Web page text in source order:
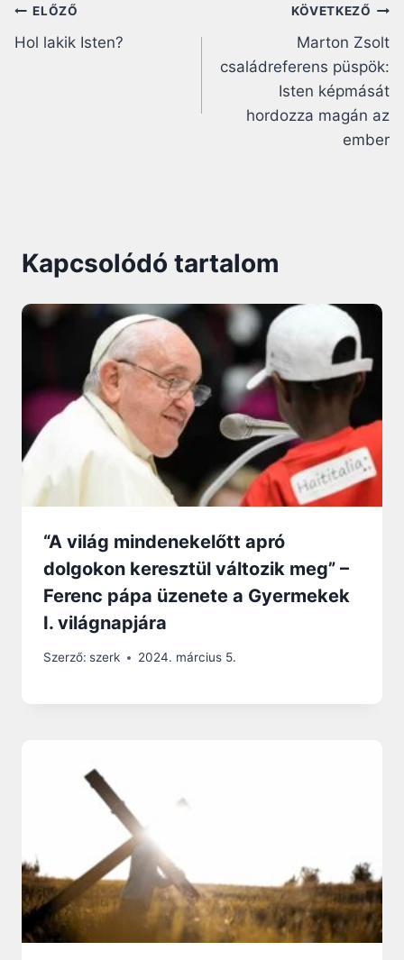
Bejegyzés
navigáció
ELŐZŐ
Hol lakik Isten?
KÖVETKEZŐ
Marton Zsolt
családreferens püspök:
Isten képmását
hordozza magán az
ember
Kapcsolódó tartalom
“A világ mindenekelőtt apró
dolgokon keresztül változik meg” –
Ferenc pápa üzenete a Gyermekek
I. világnapjára
Szerző: szerk 2024. március 5.